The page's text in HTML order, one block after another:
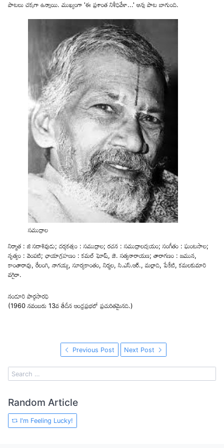
పాటలు చక్కగా ఉన్నాయి. ముఖ్యంగా 'ఈ ప్రశాంత నిశీధివేళా...' అన్న పాట బాగుంది.
సముద్రాల
నిర్మాత : జి సదాశివుడు; దర్శకత్వం : సముద్రాల; రచన : సముద్రాలద్వయం; సంగీతం : ఘంటసాల;
నృత్యం : వెంపటి; ఛాయాగ్రహణం : కమల్ ఘోష్, జె. సత్యనారాయణ; తారాగణం : జమున,
కాంతారావు, రేలంగి, నాగయ్య, సూర్యకాంతం, నిర్మల, సి.ఎస్.ఆర్., మల్లాది, పేకేటి, కమలకుమారి
వగైరా.
నండూరి పార్థసారధి
(1960 నవంబరు 13వ తేదీన ఆంధ్రప్రభలో ప్రచురితమైనది.)
Previous Post Next Post
Random Article
I'm Feeling Lucky!